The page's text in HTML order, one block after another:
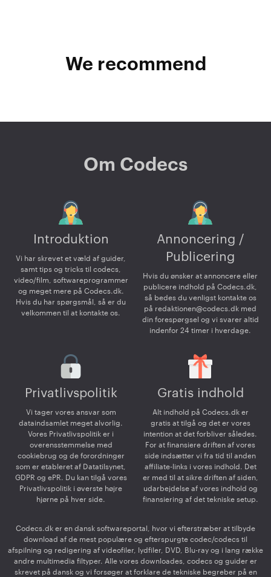
We recommend
Om Codecs
Introduktion
Vi har skrevet et væld af guider,
samt tips og tricks til codecs,
video/film, softwareprogrammer
og meget mere på Codecs.dk.
Hvis du har spørgsmål, så er du
velkommen til at kontakte os.
Annoncering /
Publicering
Hvis du ønsker at annoncere eller
publicere indhold på Codecs.dk,
så bedes du venligst kontakte os
på redaktionen@codecs.dk med
din forespørgsel og vi svarer altid
indenfor 24 timer i hverdage.
Privatlivspolitik
Vi tager vores ansvar som
dataindsamlet meget alvorlig.
Vores Privatlivspolitik er i
overensstemmelse med
cookiebrug og de forordninger
som er etableret af Datatilsynet,
GDPR og ePR. Du kan tilgå vores
Privatlivspolitik i øverste højre
hjørne på hver side.
Gratis indhold
Alt indhold på Codecs.dk er
gratis at tilgå og det er vores
intention at det forbliver således.
For at finansiere driften af vores
side indsætter vi fra tid til anden
affiliate-links i vores indhold. Det
er med til at sikre driften af siden,
udarbejdelse af vores indhold og
finansiering af det tekniske setup.
Codecs.dk er en dansk softwareportal, hvor vi efterstræber at tilbyde
download af de mest populære og efterspurgte codec/codecs til
afspilning og redigering af videofiler, lydfiler, DVD, Blu-ray og i lang række
andre multimedia filtyper. Alle vores downloades, codecs og guider er
skrevet på dansk og vi forsøger at forklare de tekniske begreber på en